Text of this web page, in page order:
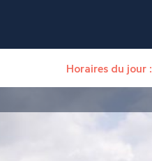
Horaires du jour :